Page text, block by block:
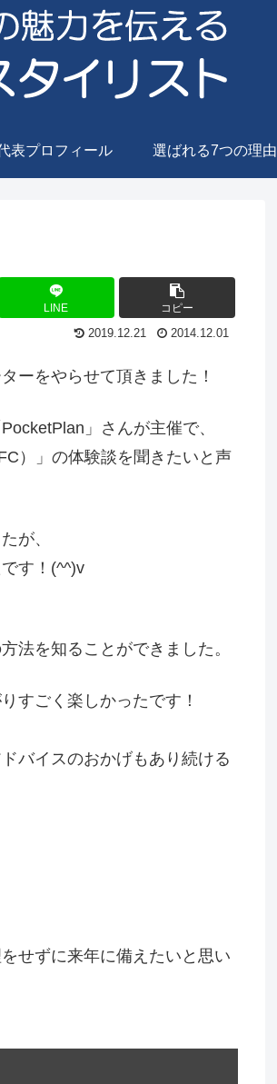
表プロフィール 選ばれる7つの理由
LINE コピー
2019.12.21 2014.12.01
ーをやらせて頂きました！
」さんが主催で、
）」の体験談を聞きたいと声
が、
す！(^^)v
法を知ることができました。
すごく楽しかったです！
バイスのおかげもあり続ける
せずに来年に備えたいと思い